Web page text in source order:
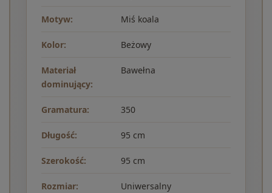
Motyw: Miś koala
Kolor: Beżowy
Materiał
dominujący:
Bawełna
Gramatura: 350
Długość: 95 cm
Szerokość: 95 cm
Rozmiar: Uniwersalny